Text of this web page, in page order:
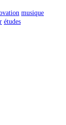
musique
études